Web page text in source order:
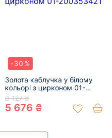
-30%
Золота каблучка у білому
кольорі з цирконом 01-
200353421
8 127 ₴
5 676 ₴